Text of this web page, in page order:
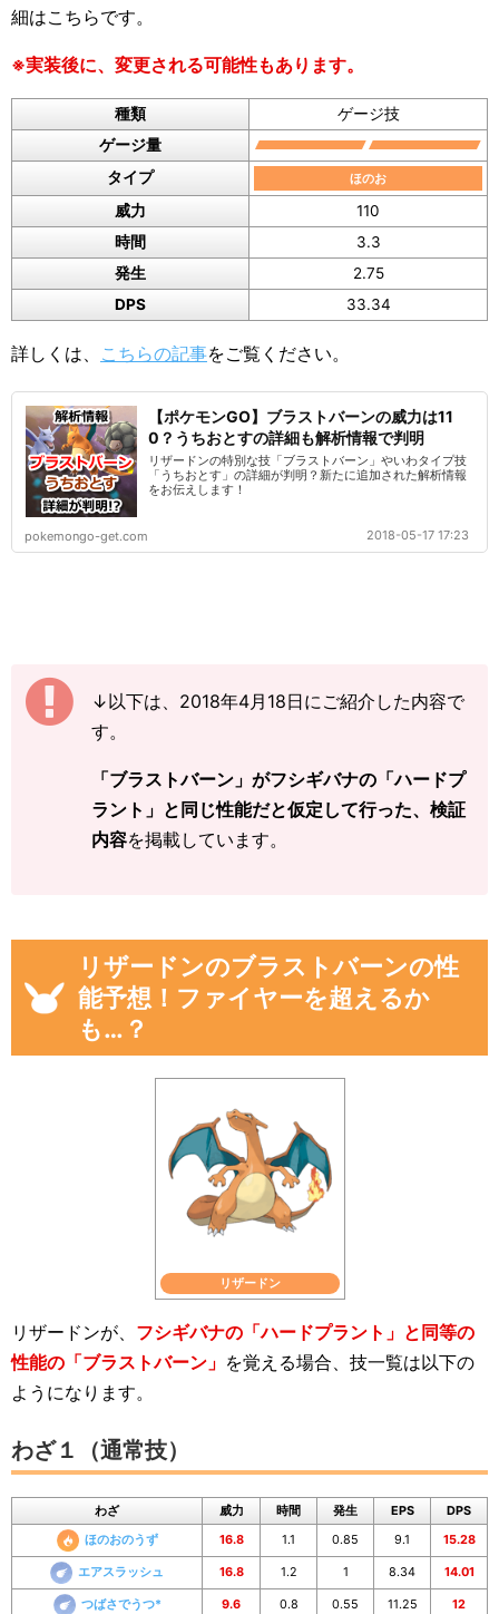
細はこちらです。
※実装後に、変更される可能性もあります。
種類
ゲージ技
ゲージ量
タイプ
ほのお
威力
110
時間
3.3
発生
2.75
DPS
33.34
詳しくは、 こちらの記事をご覧ください。
【ポケモンGO】ブラストバーンの威力は11
0？うちおとすの詳細も解析情報で判明
リザードンの特別な技「ブラストバーン」やいわタイプ技
「うちおとす」の詳細が判明？新たに追加された解析情報
をお伝えします！
pokemongo-get.com 2018-05-17 17:23
↓以下は、2018年4月18日にご紹介した内容で
す。
「ブラストバーン」がフシギバナの「ハードプ
ラント」と同じ性能だと仮定して行った、検証
内容を掲載しています。
リザードンのブラストバーンの性
能予想！ファイヤーを超えるか
も…？
リザードン
リザードンが、 フシギバナの「ハードプラント」と同等の
性能の「ブラストバーン」 を覚える場合、技一覧は以下の
ようになります。
わざ１（通常技）
わざ 威力 時間 発生 EPS
DPS
ほのおのうず
16.8 1.1 0.85 9.1 15.28
エアスラッシュ 16.8 1.2 1 8.34 14.01
つばさでうつ* 9.6 0.8 0.55 11.25 12